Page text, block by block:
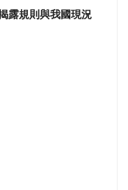
露規則與我國現況